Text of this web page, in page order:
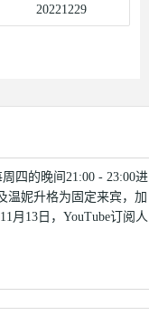
20221229
四的晚间21:00 - 23:00进
温妮升格为固定来宾，加
月13日，YouTube订阅人